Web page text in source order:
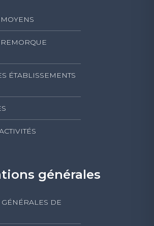
ÉTABLISSEMENTS
générales
DE